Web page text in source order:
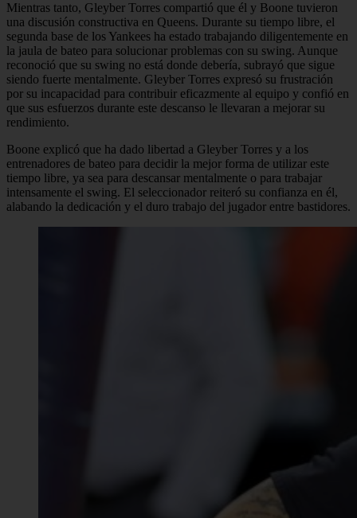
Mientras tanto, Gleyber Torres compartió que él y Boone tuvieron
una discusión constructiva en Queens. Durante su tiempo libre, el
segunda base de los Yankees ha estado trabajando diligentemente en
la jaula de bateo para solucionar problemas con su swing. Aunque
reconoció que su swing no está donde debería, subrayó que sigue
siendo fuerte mentalmente. Gleyber Torres expresó su frustración
por su incapacidad para contribuir eficazmente al equipo y confió en
que sus esfuerzos durante este descanso le llevaran a mejorar su
rendimiento.
Boone explicó que ha dado libertad a Gleyber Torres y a los
entrenadores de bateo para decidir la mejor forma de utilizar este
tiempo libre, ya sea para descansar mentalmente o para trabajar
intensamente el swing. El seleccionador reiteró su confianza en él,
alabando la dedicación y el duro trabajo del jugador entre bastidores.